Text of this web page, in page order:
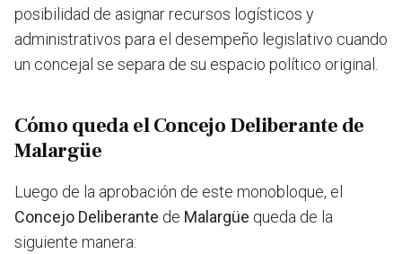
posibilidad de asignar recursos logísticos y
administrativos para el desempeño legislativo cuando
un concejal se separa de su espacio político original.
Cómo queda el Concejo Deliberante de
Malargüe
Luego de la aprobación de este monobloque, el
Concejo Deliberante de Malargüe queda de la
siguiente manera: